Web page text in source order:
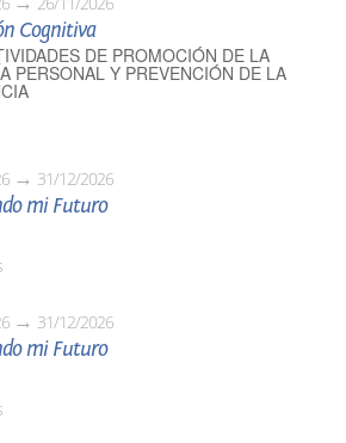
Cognitiva
DE PROMOCIÓN DE LA
PERSONAL Y PREVENCIÓN DE LA
31/12/2026
mi Futuro
31/12/2026
mi Futuro